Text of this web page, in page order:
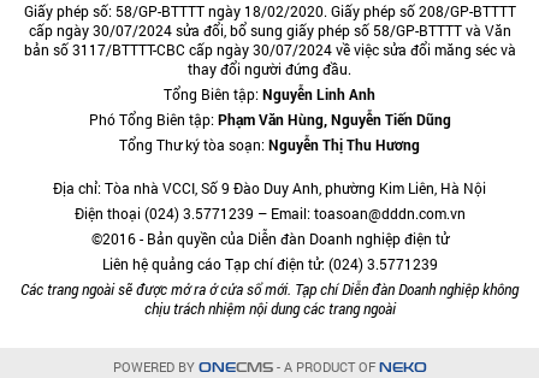
Giấy phép số: 58/GP-BTTTT ngày 18/02/2020. Giấy phép số 208/GP-BTTTT
cấp ngày 30/07/2024 sửa đổi, bổ sung giấy phép số 58/GP-BTTTT và Văn
bản số 3117/BTTTT-CBC cấp ngày 30/07/2024 về việc sửa đổi măng séc và
thay đổi người đứng đầu.
Tổng Biên tập:Nguyễn Linh Anh
Phó Tổng Biên tập:Phạm Văn Hùng, Nguyễn Tiến Dũng
Tổng Thư ký tòa soạn:Nguyễn Thị Thu Hương
Địa chỉ: Tòa nhà VCCI, Số 9 Đào Duy Anh, phường Kim Liên, Hà Nội
Điện thoại (024) 3.5771239 – Email: toasoan@dddn.com.vn
©2016 - Bản quyền của Diễn đàn Doanh nghiệp điện tử
Liên hệ quảng cáo Tạp chí điện tử: (024) 3.5771239
Các trang ngoài sẽ được mở ra ở cửa sổ mới. Tạp chí Diễn đàn Doanh nghiệp không
chịu trách nhiệm nội dung các trang ngoài
POWERED BY ONECMS- A PRODUCT OF NEKO